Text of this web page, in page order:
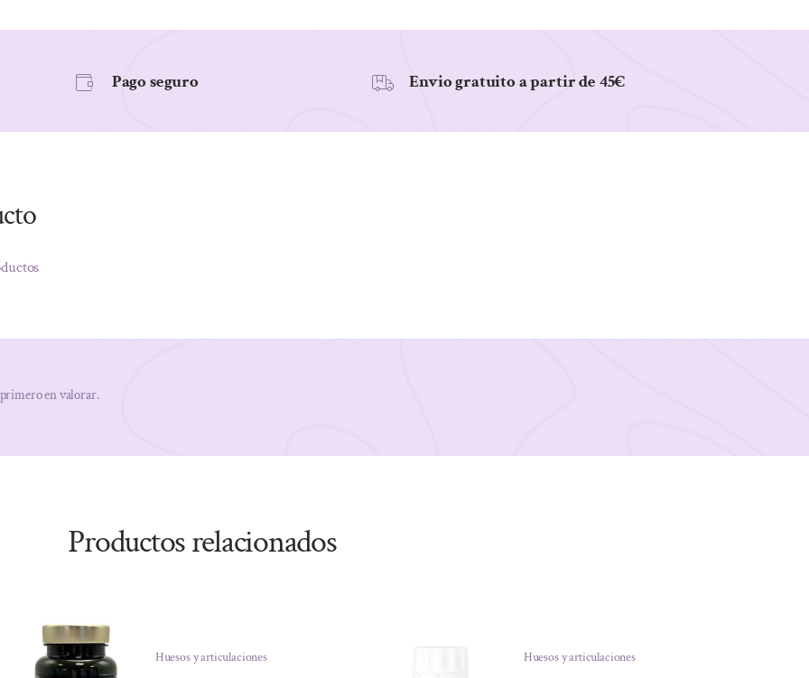
Pago seguro Envio gratuito a partir de 45€
primero en valorar.
Productos relacionados
Huesos y articulaciones Huesos y articulaciones